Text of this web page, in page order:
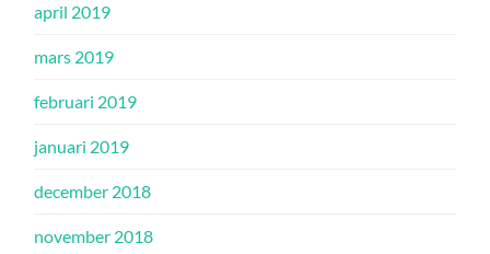
april 2019
mars 2019
februari 2019
januari 2019
december 2018
november 2018